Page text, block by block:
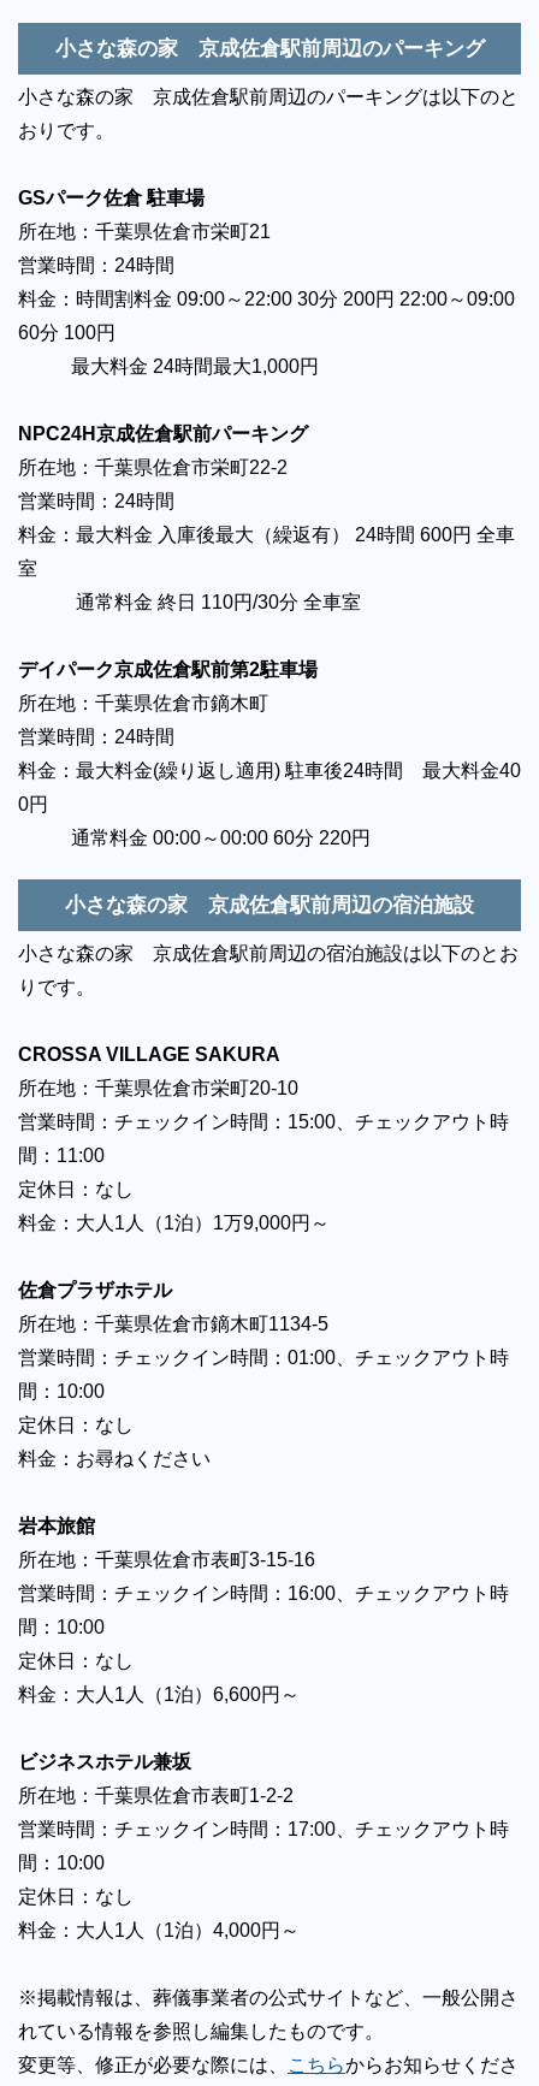
小さな森の家 京成佐倉駅前周辺のパーキング
小さな森の家 京成佐倉駅前周辺のパーキングは以下のと
おりです。
GSパーク佐倉 駐車場
所在地：千葉県佐倉市栄町21
営業時間：24時間
料金：時間割料金 09:00～22:00 30分 200円 22:00～09:00
60分 100円
最大料金 24時間最大1,000円
NPC24H京成佐倉駅前パーキング
所在地：千葉県佐倉市栄町22-2
営業時間：24時間
料金：最大料金 入庫後最大（繰返有） 24時間 600円 全車
室
通常料金 終日 110円/30分 全車室
デイパーク京成佐倉駅前第2駐車場
所在地：千葉県佐倉市鏑木町
営業時間：24時間
料金：最大料金(繰り返し適用) 駐車後24時間 最大料金40
0円
通常料金 00:00～00:00 60分 220円
小さな森の家 京成佐倉駅前周辺の宿泊施設
小さな森の家 京成佐倉駅前周辺の宿泊施設は以下のとお
りです。
CROSSA VILLAGE SAKURA
所在地：千葉県佐倉市栄町20-10
営業時間：チェックイン時間：15:00、チェックアウト時
間：11:00
定休日：なし
料金：大人1人（1泊）1万9,000円～
佐倉プラザホテル
所在地：千葉県佐倉市鏑木町1134-5
営業時間：チェックイン時間：01:00、チェックアウト時
間：10:00
定休日：なし
料金：お尋ねください
岩本旅館
所在地：千葉県佐倉市表町3-15-16
営業時間：チェックイン時間：16:00、チェックアウト時
間：10:00
定休日：なし
料金：大人1人（1泊）6,600円～
ビジネスホテル兼坂
所在地：千葉県佐倉市表町1-2-2
営業時間：チェックイン時間：17:00、チェックアウト時
間：10:00
定休日：なし
料金：大人1人（1泊）4,000円～
※掲載情報は、葬儀事業者の公式サイトなど、一般公開さ
れている情報を参照し編集したものです。
変更等、修正が必要な際には、
こちらからお知らせくださ